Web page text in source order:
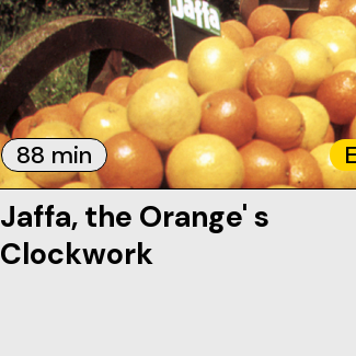
88 min
Jaffa, the Orange' s
Clockwork